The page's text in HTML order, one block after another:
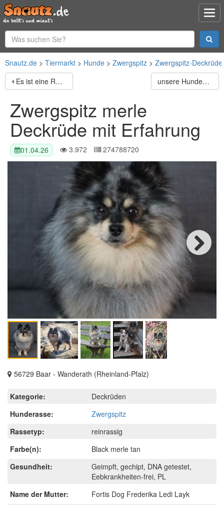
Snautz.de Tiermarkt Hunde Zwergspitz
Zwergspitz-
Es ist eine Rüde der12 Wochen alt sind. Er ist sehr
unsere Hundemutter Petra hat uns kleine Baby geschenkt.
Zwergspitz merle
Deckrüde mit Erfahrung
01.04.26 3.972 274788720
56729 Baar - Wanderath (Rheinland-Pfalz)
Kategorie:
Deckrüden
Hunderasse:
Zwergspitz
Rassetyp:
reinrassig
Farbe(n):
Black merle tan
Gesundheit:
Geimpft, gechipt, DNA getestet,
Eebkrankheiten-frei, PL
Name der Mutter:
Fortis Dog Frederika Ledi Layk